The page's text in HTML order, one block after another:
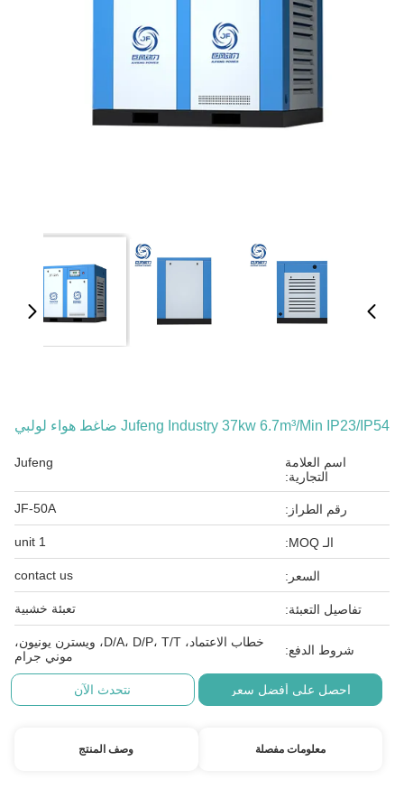
Jufeng Industry 37kw 6.7m³/min IP23/IP54 ضاغط هواء لولبي
اسم العلامة
التجارية:
Jufeng
رقم الطراز: JF-50A
الـ MOQ: 1 unit
السعر: contact us
تفاصيل التعبئة: تعبئة خشبية
شروط الدفع:
خطاب الاعتماد، D/A، D/P، T/T، ويسترن يونيون،
موني جرام
احصل على أفضل سعر نتحدث الآن
معلومات مفصلة وصف المنتج